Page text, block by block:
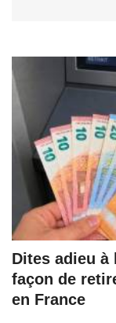
Dites adieu à
façon de
en France